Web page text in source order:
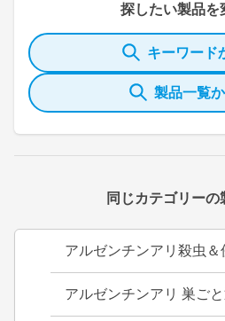
探したい製品を
キーワード
製品一覧
同じカテゴリーの
アルゼンチンアリ殺虫
アルゼンチンアリ 巣ご